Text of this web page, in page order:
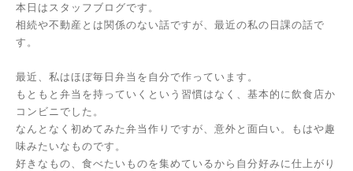
本日はスタッフブログです。
相続や不動産とは関係のない話ですが、最近の私の日課の話で
す。
最近、私はほぼ毎日弁当を自分で作っています。
もともと弁当を持っていくという習慣はなく、基本的に飲食店か
コンビニでした。
なんとなく初めてみた弁当作りですが、意外と面白い。もはや趣
味みたいなものです。
好きなもの、食べたいものを集めているから自分好みに仕上がり